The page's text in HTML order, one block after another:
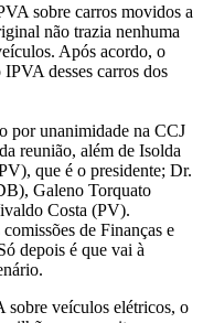
sobre carros movidos a
não trazia nenhuma
Após acordo, o
desses carros dos
por unanimidade na CCJ
reunião, além de Isolda
que é o presidente; Dr.
Galeno Torquato
Costa (PV).
de Finanças e
depois é que vai à
sobre veículos elétricos, o